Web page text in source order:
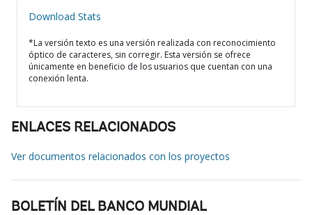
Download Stats
*La versión texto es una versión realizada con reconocimiento
óptico de caracteres, sin corregir. Esta versión se ofrece
únicamente en beneficio de los usuarios que cuentan con una
conexión lenta.
ENLACES RELACIONADOS
Ver documentos relacionados con los proyectos
BOLETÍN DEL BANCO MUNDIAL